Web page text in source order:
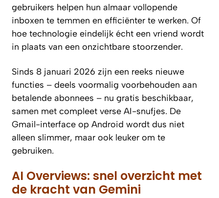
gebruikers helpen hun almaar vollopende
inboxen te temmen en efficiënter te werken. Of
hoe technologie eindelijk écht een vriend wordt
in plaats van een onzichtbare stoorzender.
Sinds 8 januari 2026 zijn een reeks nieuwe
functies – deels voormalig voorbehouden aan
betalende abonnees – nu gratis beschikbaar,
samen met compleet verse AI-snufjes. De
Gmail-interface op Android wordt dus niet
alleen slimmer, maar ook leuker om te
gebruiken.
AI Overviews: snel overzicht met
de kracht van Gemini